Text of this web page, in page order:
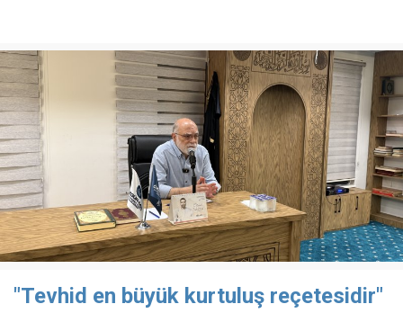
"Tevhid en büyük kurtuluş reçetesidir"